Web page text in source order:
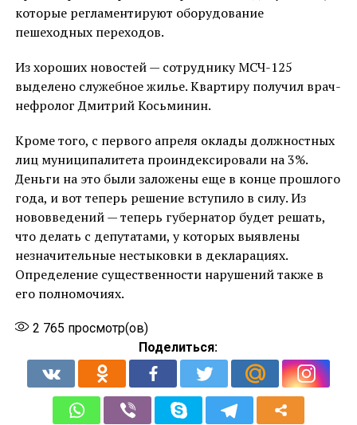
которые регламентируют оборудование
пешеходных переходов.
Из хороших новостей — сотруднику МСЧ-125
выделено служебное жилье. Квартиру получил врач-
нефролог Дмитрий Косьминин.
Кроме того, с первого апреля оклады должностных
лиц муниципалитета проиндексировали на 3%.
Деньги на это были заложены еще в конце прошлого
года, и вот теперь решение вступило в силу. Из
нововведений — теперь губернатор будет решать,
что делать с депутатами, у которых выявлены
незначительные нестыковки в декларациях.
Определение существенности нарушений также в
его полномочиях.
2 765 просмотр(ов)
Поделиться: